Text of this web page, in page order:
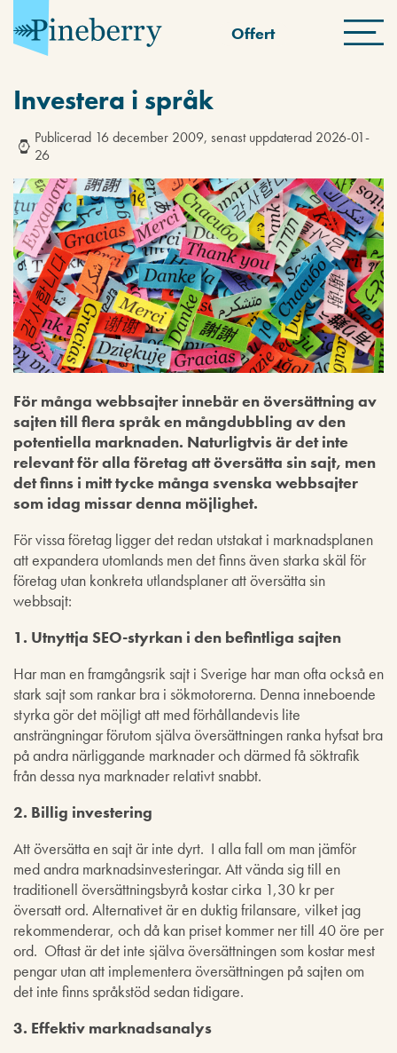
Offert
Investera i språk
Publicerad 16 december 2009, senast uppdaterad 2026-01-
26
För många webbsajter innebär en översättning av
sajten till flera språk en mångdubbling av den
potentiella marknaden. Naturligtvis är det inte
relevant för alla företag att översätta sin sajt, men
det finns i mitt tycke många svenska webbsajter
som idag missar denna möjlighet.
För vissa företag ligger det redan utstakat i marknadsplanen
att expandera utomlands men det finns även starka skäl för
företag utan konkreta utlandsplaner att översätta sin
webbsajt:
1. Utnyttja SEO-styrkan i den befintliga sajten
Har man en framgångsrik sajt i Sverige har man ofta också en
stark sajt som rankar bra i sökmotorerna. Denna inneboende
styrka gör det möjligt att med förhållandevis lite
ansträngningar förutom själva översättningen ranka hyfsat bra
på andra närliggande marknader och därmed få söktrafik
från dessa nya marknader relativt snabbt.
2. Billig investering
Att översätta en sajt är inte dyrt. I alla fall om man jämför
med andra marknadsinvesteringar. Att vända sig till en
traditionell översättningsbyrå kostar cirka 1,30 kr per
översatt ord. Alternativet är en duktig frilansare, vilket jag
rekommenderar, och då kan priset kommer ner till 40 öre per
ord. Oftast är det inte själva översättningen som kostar mest
pengar utan att implementera översättningen på sajten om
det inte finns språkstöd sedan tidigare.
3. Effektiv marknadsanalys